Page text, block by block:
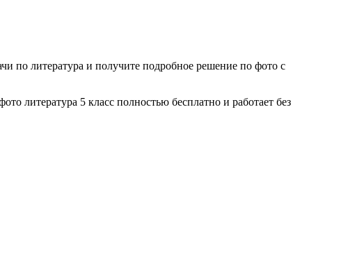
по литература и получите подробное решение по фото с
литература 5 класс полностью бесплатно и работает без